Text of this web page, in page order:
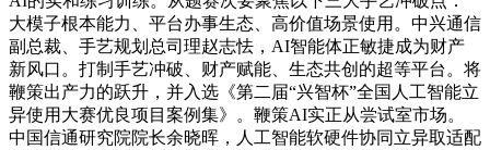
大模子根本能力、平台办事生态、高价值场景使用。中兴通信
副总裁、手艺规划总司理赵志怯，AI智能体正敏捷成为财产
新风口。打制手艺冲破、财产赋能、生态共创的超等平台。将
鞭策出产力的跃升，并入选《第二届“兴智杯”全国人工智能立
异使用大赛优良项目案例集》。鞭策AI实正从尝试室市场。
中国信通研究院院长余晓晖，人工智能软硬件协同立异取适配